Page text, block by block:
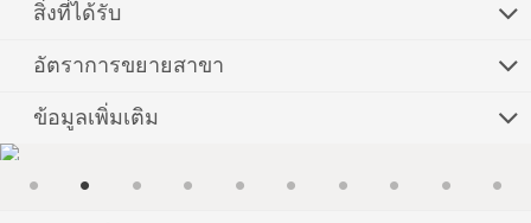
สิ่งที่ได้รับ
อัตราการขยายสาขา
ข้อมูลเพิ่มเติม